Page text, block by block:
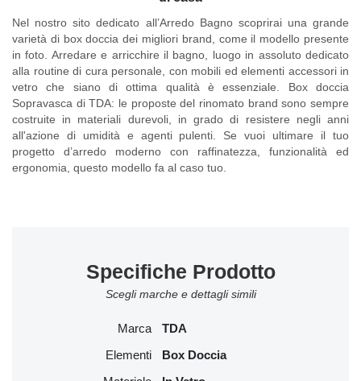
Nel nostro sito dedicato all’Arredo Bagno scoprirai una grande
varietà di box doccia dei migliori brand, come il modello presente
in foto. Arredare e arricchire il bagno, luogo in assoluto dedicato
alla routine di cura personale, con mobili ed elementi accessori in
vetro che siano di ottima qualità è essenziale. Box doccia
Sopravasca di TDA: le proposte del rinomato brand sono sempre
costruite in materiali durevoli, in grado di resistere negli anni
all'azione di umidità e agenti pulenti. Se vuoi ultimare il tuo
progetto d’arredo moderno con raffinatezza, funzionalità ed
ergonomia, questo modello fa al caso tuo.
Specifiche Prodotto
Scegli marche e dettagli simili
Marca TDA
Elementi Box Doccia